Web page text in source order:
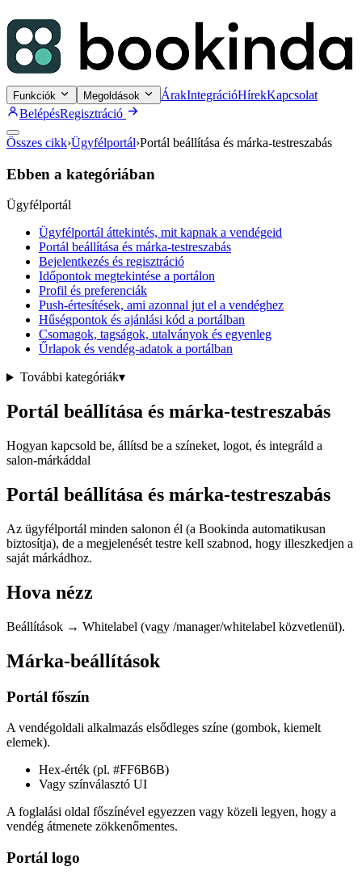
Funkciók Megoldások ÁrakIntegrációHírekKapcsolat
BelépésRegisztráció
Összes cikk›Ügyfélportál›Portál beállítása és márka-testreszabás
Ebben a kategóriában
Ügyfélportál
Ügyfélportál áttekintés, mit kapnak a vendégeid
Portál beállítása és márka-testreszabás
Bejelentkezés és regisztráció
Időpontok megtekintése a portálon
Profil és preferenciák
Push-értesítések, ami azonnal jut el a vendéghez
Hűségpontok és ajánlási kód a portálban
Csomagok, tagságok, utalványok és egyenleg
Űrlapok és vendég-adatok a portálban
További kategóriák▾
Portál beállítása és márka-testreszabás
Hogyan kapcsold be, állítsd be a színeket, logot, és integráld a
salon-márkáddal
Portál beállítása és márka-testreszabás
Az ügyfélportál minden salonon él (a Bookinda automatikusan
biztosítja), de a megjelenését testre kell szabnod, hogy illeszkedjen a
saját márkádhoz.
Hova nézz
Beállítások → Whitelabel (vagy /manager/whitelabel közvetlenül).
Márka-beállítások
Portál főszín
A vendégoldali alkalmazás elsődleges színe (gombok, kiemelt
elemek).
Hex-érték (pl. #FF6B6B)
Vagy színválasztó UI
A foglalási oldal főszínével egyezzen vagy közeli legyen, hogy a
vendég átmenete zökkenőmentes.
Portál logo